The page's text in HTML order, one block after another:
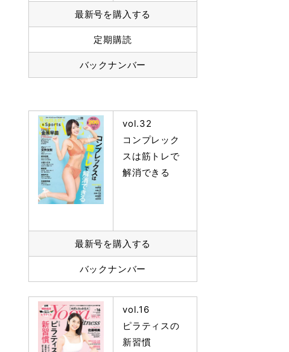
最新号を購入する
定期購読
バックナンバー
vol.32
コンプレック
スは筋トレで
解消できる
最新号を購入する
バックナンバー
vol.16
ピラティスの
新習慣